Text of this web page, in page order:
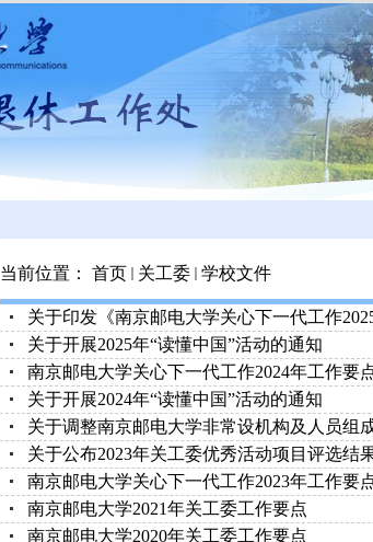
当前位置： 首页 关工委 学校文件
关于印发《南京邮电大学关心下一代工作
关于开展2025年“读懂中国”活动的通知
南京邮电大学关心下一代工作2024年工作要
关于开展2024年“读懂中国”活动的通知
关于调整南京邮电大学非常设机构及人员组
关于公布2023年关工委优秀活动项目评选结
南京邮电大学关心下一代工作2023年工作要
南京邮电大学2021年关工委工作要点
南京邮电大学2020年关工委工作要点